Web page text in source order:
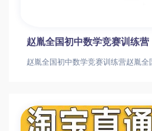
赵胤全国初中数学竞赛训练营